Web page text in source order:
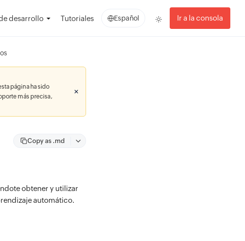
desarrollo Tutoriales Español Ir a la consola
página ha sido
más precisa,
Copy as .md
obtener y utilizar
automático.